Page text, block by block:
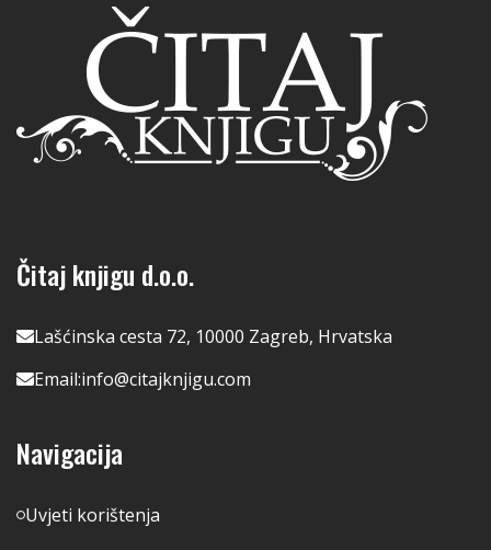
Čitaj knjigu d.o.o.
Lašćinska cesta 72, 10000 Zagreb, Hrvatska
Email:info@citajknjigu.com
Navigacija
Uvjeti korištenja